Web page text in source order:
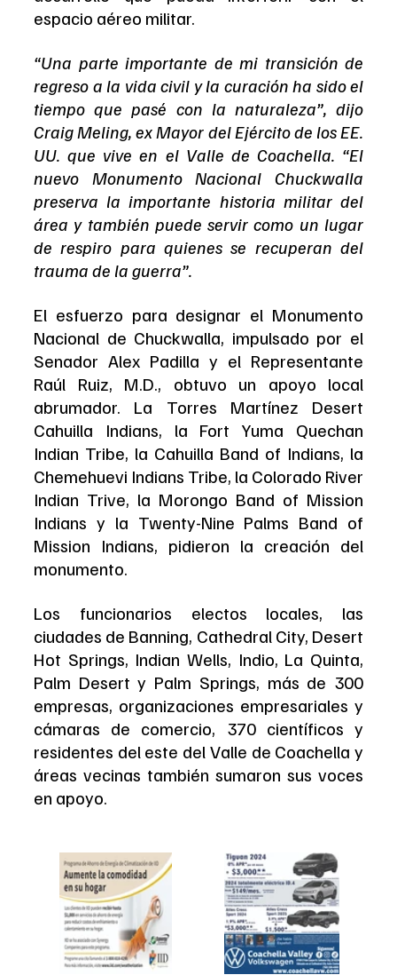
espacio aéreo militar.
“Una parte importante de mi transición de
regreso a la vida civil y la curación ha sido el
tiempo que pasé con la naturaleza”, dijo
Craig Meling, ex Mayor del Ejército de los EE.
UU. que vive en el Valle de Coachella. “El
nuevo Monumento Nacional Chuckwalla
preserva la importante historia militar del
área y también puede servir como un lugar
de respiro para quienes se recuperan del
trauma de la guerra”.
El esfuerzo para designar el Monumento
Nacional de Chuckwalla, impulsado por el
Senador Alex Padilla y el Representante
Raúl Ruiz, M.D., obtuvo un apoyo local
abrumador. La Torres Martínez Desert
Cahuilla Indians, la Fort Yuma Quechan
Indian Tribe, la Cahuilla Band of Indians, la
Chemehuevi Indians Tribe, la Colorado River
Indian Trive, la Morongo Band of Mission
Indians y la Twenty-Nine Palms Band of
Mission Indians, pidieron la creación del
monumento.
Los funcionarios electos locales, las
ciudades de Banning, Cathedral City, Desert
Hot Springs, Indian Wells, Indio, La Quinta,
Palm Desert y Palm Springs, más de 300
empresas, organizaciones empresariales y
cámaras de comercio, 370 científicos y
residentes del este del Valle de Coachella y
áreas vecinas también sumaron sus voces
en apoyo.